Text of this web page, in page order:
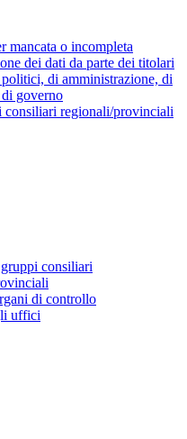
mancata o incompleta
dei dati da parte dei titolari
di amministrazione, di
governo
consiliari regionali/provinciali
consiliari
di controllo
uffici